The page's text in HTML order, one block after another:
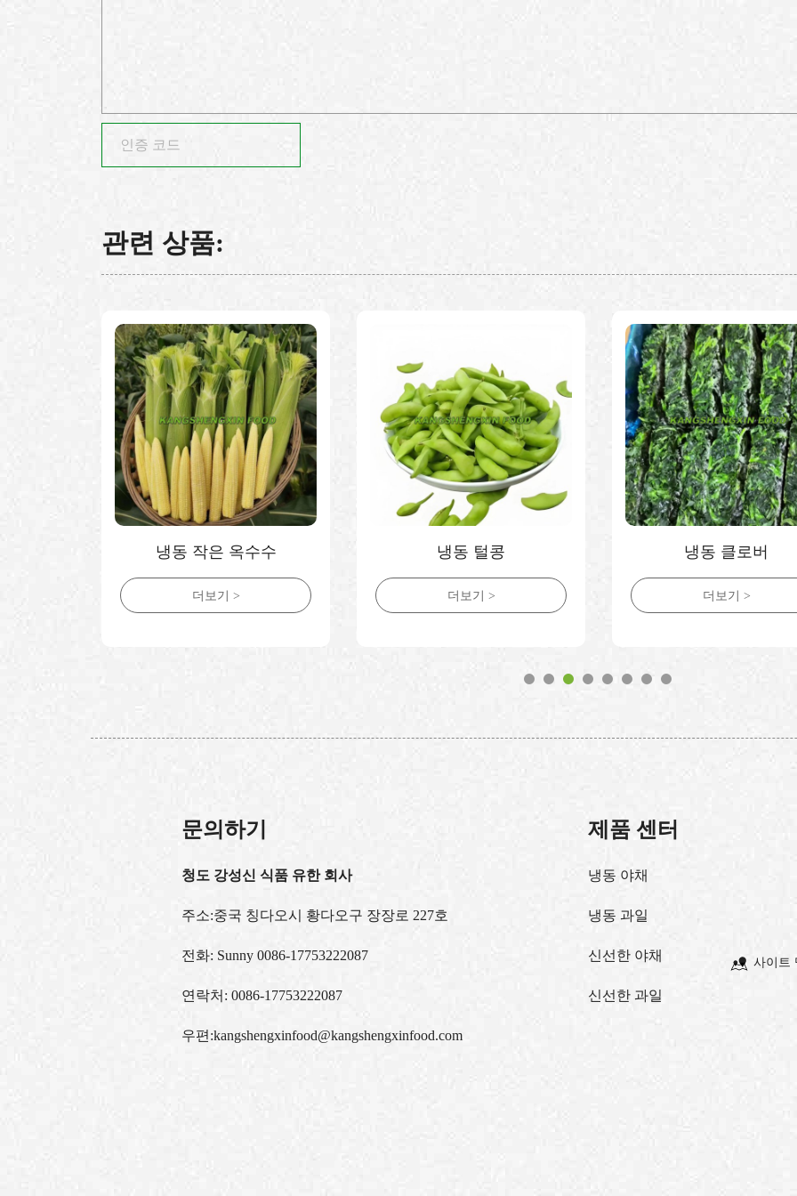
관련 상품:
냉동 작은 옥수수
더보기 >
냉동 털콩
더보기 >
냉동 클로버
더보기 >
문의하기
청도 강성신 식품 유한 회사
주소:중국 칭다오시 황다오구 장장로 227호
전화: Sunny 0086-17753222087
연락처: 0086-17753222087
우편:kangshengxinfood@kangshengxinfood.com
제품 센터
냉동 야채
냉동 과일
신선한 야채
신선한 과일
사이트